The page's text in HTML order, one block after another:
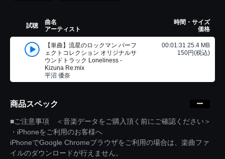
試聴
曲名
アーティスト
時間・サイズ
価格
【単曲】流星のロックマン パーフ
ェクトコレクション オリジナルサ
ウンドトラック Loneliness -
Kizuna Re:mix
平沼 優奈
00:01:31 25.4 MB
150円(税込)
商品スペック
■ご注意事項 ＜音楽データをご購入頂く前にご確認ください＞
・iPhoneをご利用のお客様へ
iPhoneでGoogle Chromeブラウザをご利用の場合は、楽曲ファ
イルのダウンロードが行えません。